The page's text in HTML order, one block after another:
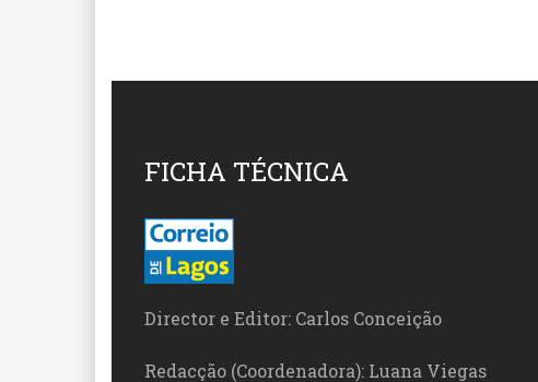
FICHA TÉCNICA
Director e Editor: Carlos Conceição
Redacção (Coordenadora): Luana Viegas